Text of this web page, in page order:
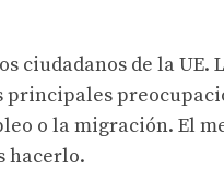
ciudadanos de la UE.
o la migración. El
hacerlo.